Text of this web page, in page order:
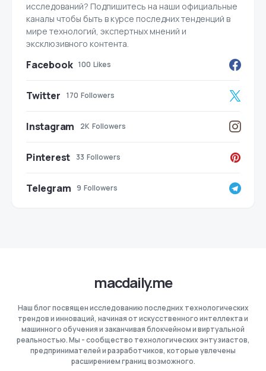
исследований? Подпишитесь на наши официальные
каналы чтобы быть в курсе последних тенденций в
мире технологий, экспертных мнений и
эксклюзивного контента.
Facebook 100 Likes
Twitter 170 Followers
Instagram 2K Followers
Pinterest 33 Followers
Telegram 9 Followers
macdaily.me
Наш блог посвящен исследованию последних технологических
трендов и инноваций, начиная от искусственного интеллекта и
машинного обучения и заканчивая блокчейном и виртуальной
реальностью. Мы - сообщество технологических энтузиастов,
предпринимателей и разработчиков, которые увлечены
расширением границ возможного.